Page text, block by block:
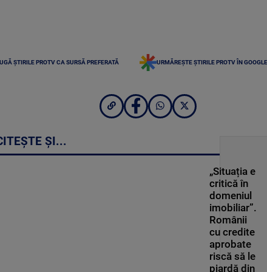
ȘTIRILE PROTV CA SURSĂ PREFERATĂ URMĂREȘTE ȘTIRILE PROTV ÎN
ȘI...
„Situația e
critică în
domeniul
imobiliar”.
Românii
cu credite
aprobate
riscă să le
piardă din